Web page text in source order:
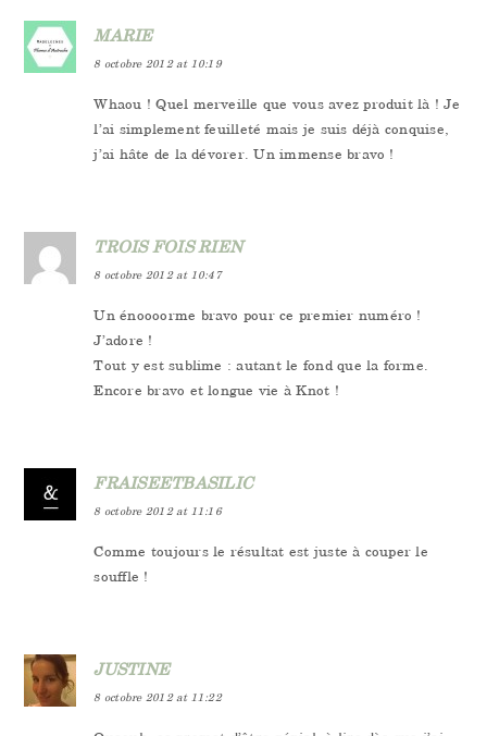
MARIE
8 octobre 2012 at 10:19
Whaou ! Quel merveille que vous avez produit là ! Je
l’ai simplement feuilleté mais je suis déjà conquise,
j’ai hâte de la dévorer. Un immense bravo !
TROIS FOIS RIEN
8 octobre 2012 at 10:47
Un énoooorme bravo pour ce premier numéro !
J’adore !
Tout y est sublime : autant le fond que la forme.
Encore bravo et longue vie à Knot !
FRAISEETBASILIC
8 octobre 2012 at 11:16
Comme toujours le résultat est juste à couper le
souffle !
JUSTINE
8 octobre 2012 at 11:22